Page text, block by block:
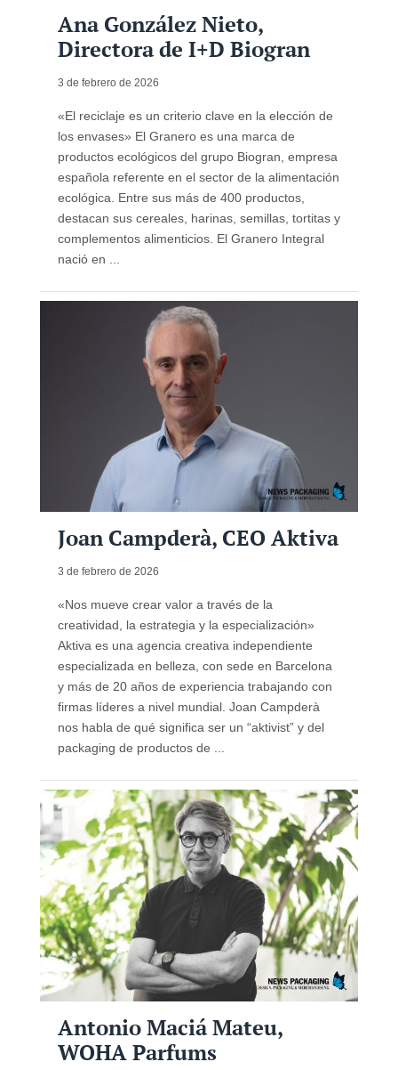
Ana González Nieto,
Directora de I+D Biogran
3 de febrero de 2026
«El reciclaje es un criterio clave en la elección de
los envases» El Granero es una marca de
productos ecológicos del grupo Biogran, empresa
española referente en el sector de la alimentación
ecológica. Entre sus más de 400 productos,
destacan sus cereales, harinas, semillas, tortitas y
complementos alimenticios. El Granero Integral
nació en ...
Joan Campderà, CEO Aktiva
3 de febrero de 2026
«Nos mueve crear valor a través de la
creatividad, la estrategia y la especialización»
Aktiva es una agencia creativa independiente
especializada en belleza, con sede en Barcelona
y más de 20 años de experiencia trabajando con
firmas líderes a nivel mundial. Joan Campderà
nos habla de qué significa ser un “aktivist” y del
packaging de productos de ...
Antonio Maciá Mateu,
WOHA Parfums